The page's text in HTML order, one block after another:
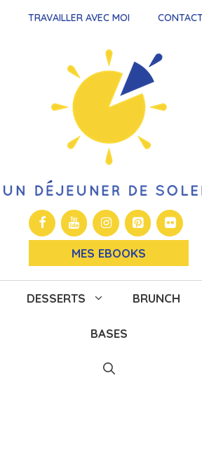
TRAVAILLER AVEC MOI CONTACT
MES EBOOKS
DESSERTS BRUNCH
BASES